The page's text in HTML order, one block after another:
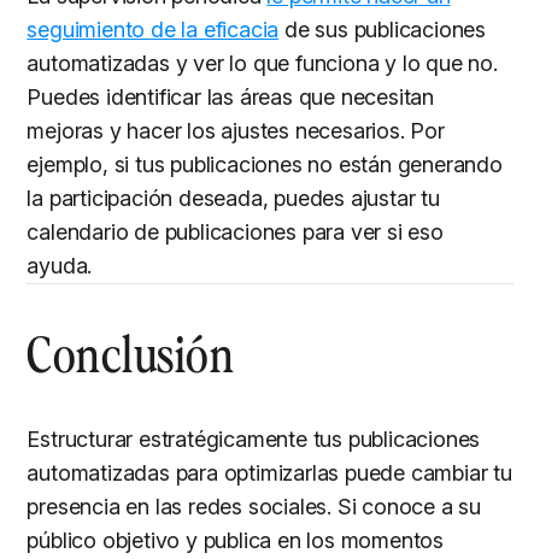
seguimiento de la eficacia de sus publicaciones
automatizadas y ver lo que funciona y lo que no.
Puedes identificar las áreas que necesitan
mejoras y hacer los ajustes necesarios. Por
ejemplo, si tus publicaciones no están generando
la participación deseada, puedes ajustar tu
calendario de publicaciones para ver si eso
ayuda.
Conclusión
Estructurar estratégicamente tus publicaciones
automatizadas para optimizarlas puede cambiar tu
presencia en las redes sociales. Si conoce a su
público objetivo y publica en los momentos